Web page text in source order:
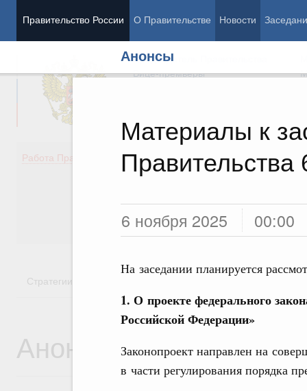
Правительство России О Правительстве Новости
Анонсы
Материалы к
Правительства
6 ноября 2025 00:00
На заседании планируется
1. О проекте федерального
Российской Федерации»
Законопроект направлен на
в части регулирования порядка
Председатель Правительства
Вице-премьеры
Работа Правительства
Демография
Здоровье
Общество
Государство
Стратегии
Анонсы